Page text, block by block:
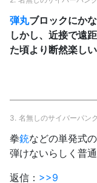
弾丸ブロックにか
しかし、近接で遠
た頃より断然楽しい
3. 名無しのサイバーパンク
拳銃などの単発式
弾けないらしく普
返信： >>9